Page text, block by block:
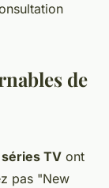
de
séries TV ont
pas "New